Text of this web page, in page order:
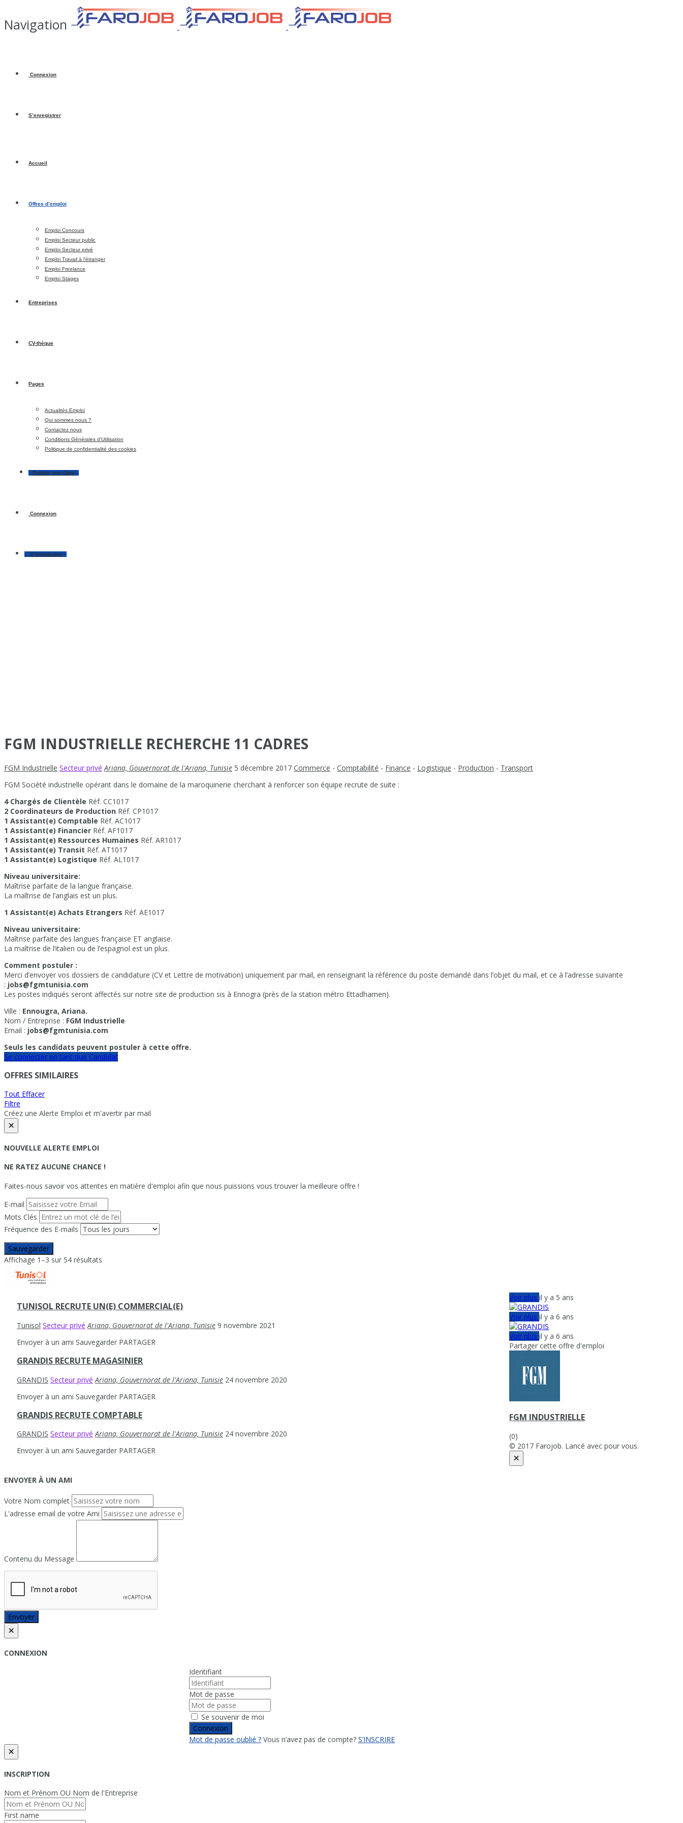
Navigation
Connexion
S’enregistrer
Accueil
Offres d’emploi
Emploi Concours
Emploi Secteur public
Emploi Secteur privé
Emploi Travail à l’étranger
Emploi Freelance
Emploi Stages
Entreprises
CV-thèque
Pages
Actualités Emploi
Qui sommes nous ?
Contactez nous
Conditions Générales d’Utilisation
Politique de confidentialité des cookies
Publier une Offre
Connexion
S’enregistrer
FGM INDUSTRIELLE RECHERCHE 11 CADRES
FGM Industrielle Secteur privé Ariana, Gouvernorat de l'Ariana, Tunisie 5 décembre 2017 Commerce - Comptabilité - Finance - Logistique - Production - Transport
FGM Société industrielle opérant dans le domaine de la maroquinerie cherchant à renforcer son équipe recrute de suite :
4 Chargés de Clientèle Réf. CC1017
2 Coordinateurs de Production Réf. CP1017
1 Assistant(e) Comptable Réf. AC1017
1 Assistant(e) Financier Réf. AF1017
1 Assistant(e) Ressources Humaines Réf. AR1017
1 Assistant(e) Transit Réf. AT1017
1 Assistant(e) Logistique Réf. AL1017
Niveau universitaire:
Maîtrise parfaite de la langue française.
La maîtrise de l’anglais est un plus.
1 Assistant(e) Achats Etrangers Réf. AE1017
Niveau universitaire:
Maîtrise parfaite des langues française ET anglaise.
La maîtrise de l’italien ou de l’espagnol est un plus.
Comment postuler :
Merci d’envoyer vos dossiers de candidature (CV et Lettre de motivation) uniquement par mail, en renseignant la référence du poste demandé dans l’objet du mail, et ce à l’adresse suivante
: jobs@fgmtunisia.com
Les postes indiqués seront affectés sur notre site de production sis à Ennogra (près de la station métro Ettadhamen).
Ville : Ennougra, Ariana.
Nom / Entreprise : FGM Industrielle
Email : jobs@fgmtunisia.com
Seuls les candidats peuvent postuler à cette offre.
Se connecter en tant que Candidat
OFFRES SIMILAIRES
Tout Effacer
Filtre
Créez une Alerte Emploi et m'avertir par mail
×
NOUVELLE ALERTE EMPLOI
NE RATEZ AUCUNE CHANCE !
Faites-nous savoir vos attentes en matière d'emploi afin que nous puissions vous trouver la meilleure offre !
E-mail
Mots Clés
Fréquence des E-mails
Sauvegarder
Affichage 1–3 sur 54 résultats
TUNISOL RECRUTE UN(E) COMMERCIAL(E)
Tunisol Secteur privé Ariana, Gouvernorat de l'Ariana, Tunisie 9 novembre 2021
Envoyer à un ami Sauvegarder PARTAGER
Voir plusil y a 5 ans
GRANDIS RECRUTE MAGASINIER
GRANDIS Secteur privé Ariana, Gouvernorat de l'Ariana, Tunisie 24 novembre 2020
Envoyer à un ami Sauvegarder PARTAGER
Voir plusil y a 6 ans
GRANDIS RECRUTE COMPTABLE
GRANDIS Secteur privé Ariana, Gouvernorat de l'Ariana, Tunisie 24 novembre 2020
Envoyer à un ami Sauvegarder PARTAGER
Voir plusil y a 6 ans
Partager cette offre d'emploi
FGM INDUSTRIELLE
(0)
© 2017 Farojob. Lancé avecpour vous.
×
ENVOYER À UN AMI
Votre Nom complet
L'adresse email de votre Ami
Contenu du Message
Envoyer
×
CONNEXION
Identifiant
Mot de passe
Se souvenir de moi
Connexion
Mot de passe oublié ? Vous n’avez pas de compte? S’INSCRIRE
×
INSCRIPTION
Nom et Prénom OU Nom de l'Entreprise
First name